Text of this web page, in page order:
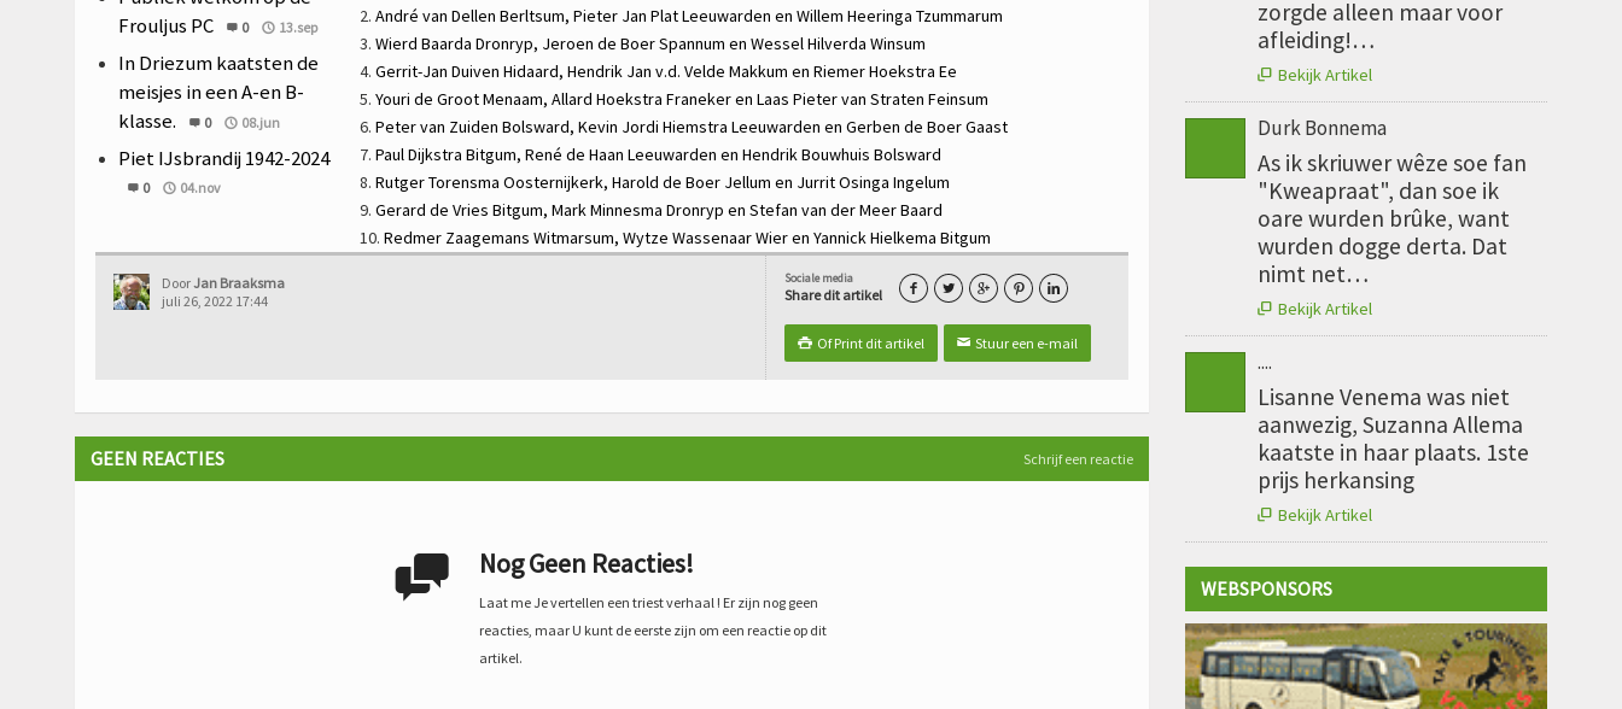
Frouljus PC
0 13.sep
In Driezum kaatsten de
meisjes in een A-en B-
klasse.
0 08.jun
Piet IJsbrandij 1942-2024
0 04.nov
2. André van Dellen Berltsum, Pieter Jan PlatLeeuwarden en Willem Heeringa Tzummarum
3. Wierd Baarda Dronryp, Jeroen de BoerSpannum en Wessel Hilverda Winsum
4. Gerrit-Jan Duiven Hidaard, Hendrik Jan v.d. Velde Makkum en Riemer Hoekstra Ee
5. Youri de GrootMenaam, Allard Hoekstra Franeker en Laas Pieter van Straten Feinsum
6. Peter van Zuiden Bolsward, Kevin Jordi Hiemstra Leeuwarden en Gerben de BoerGaast
7. Paul Dijkstra Bitgum, René de Haan Leeuwarden en Hendrik Bouwhuis Bolsward
8. Rutger Torensma Oosternijkerk, Harold de Boer Jellum en Jurrit Osinga Ingelum
9. Gerard de Vries Bitgum, Mark Minnesma Dronryp en Stefan van der MeerBaard
10. Redmer Zaagemans Witmarsum, Wytze WassenaarWier en Yannick Hielkema Bitgum
Sociale media
Share dit artikel     
 Of Print dit artikel ✉ Stuur een e-mail
DoorJan Braaksma
juli 26, 2022 17:44
Schrijf een reactie
GEEN REACTIES
 Nog Geen Reacties!
Laat me Je vertellen een triest verhaal ! Er zijn nog geen
reacties, maar U kunt de eerste zijn om een reactie op dit
artikel.
zorgde alleen maar voor
afleiding!…
 Bekijk Artikel
Durk Bonnema
As ik skriuwer wêze soe fan
"Kweapraat", dan soe ik
oare wurden brûke, want
wurden dogge derta. Dat
nimt net…
 Bekijk Artikel
....
Lisanne Venema was niet
aanwezig, Suzanna Allema
kaatste in haar plaats. 1ste
prijs herkansing
 Bekijk Artikel
WEBSPONSORS